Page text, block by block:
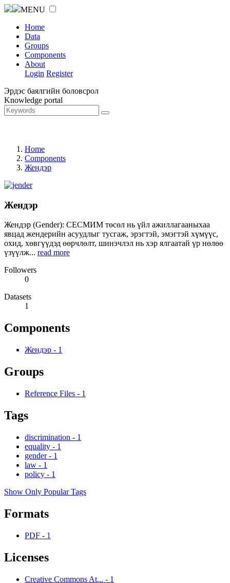
MENU
Home
Data
Groups
Components
About
Login Register
Эрдэс баялгийн боловсрол
Knowledge portal
Home
Components
Жендэр
Жендэр
Жендэр (Gender): СЕСМИМ төсөл нь үйл ажиллагааныхаа
явцад жендерийн асуудлыг тусгаж, эрэгтэй, эмэгтэй хүмүүс,
охид, хөвгүүдэд өөрчлөлт, шинэчлэл нь хэр ялгаатай үр нөлөө
үзүүлж... read more
Followers
0
Datasets
1
Components
Жендэр - 1
Groups
Reference Files - 1
Tags
discrimination - 1
equality - 1
gender - 1
law - 1
policy - 1
Show Only Popular Tags
Formats
PDF - 1
Licenses
Creative Commons At... - 1